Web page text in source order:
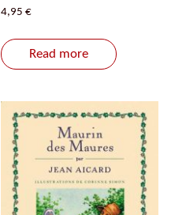
4,95€
Read more